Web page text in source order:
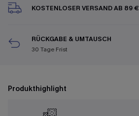
KOSTENLOSER VERSAND AB 89 €
RÜCKGABE & UMTAUSCH
30 Tage Frist
Produkthighlight